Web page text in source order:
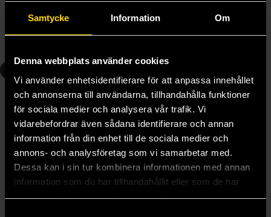
Samtycke Information Om
Denna webbplats använder cookies
Vi använder enhetsidentifierare för att anpassa innehållet
och annonserna till användarna, tillhandahålla funktioner
för sociala medier och analysera vår trafik. Vi
vidarebefordrar även sådana identifierare och annan
information från din enhet till de sociala medier och
annons- och analysföretag som vi samarbetar med.
Dessa kan i sin tur kombinera informationen med annan
information som du har tillhandahållit eller som de har
samlat in när du har använt deras tjänster.